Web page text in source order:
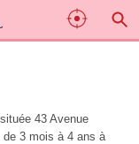
43 Avenue
de 3 mois à 4 ans à